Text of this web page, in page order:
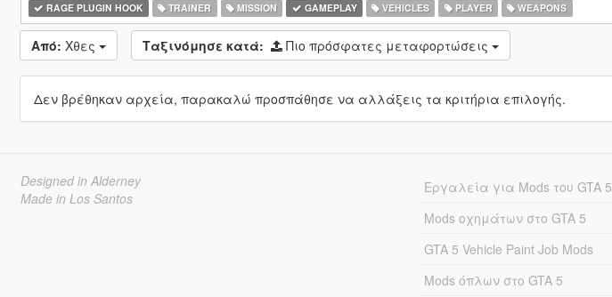
RAGE PLUGIN HOOK TRAINER MISSION GAMEPLAY VEHICLES PLAYER WEAPONS
Από: Χθες Ταξινόμησε κατά: Πιο πρόσφατες μεταφορτώσεις
Δεν βρέθηκαν αρχεία, παρακαλώ προσπάθησε να αλλάξεις τα κριτήρια επιλογής.
Designed in Alderney
Made in Los Santos
Εργαλεία για Mods του GTA 5
Mods οχημάτων στο GTA 5
GTA 5 Vehicle Paint Job Mods
Mods όπλων στο GTA 5